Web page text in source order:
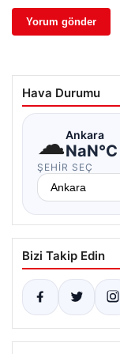
Hava Durumu
☁Ankara
NaN°C
ŞEHIR SEÇ
Bizi Takip Edin